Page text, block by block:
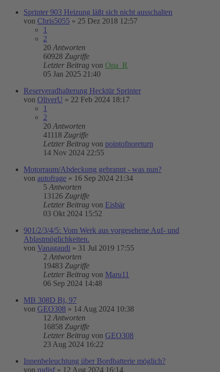
Sprinter 903 Heizung läßt sich nicht ausschalten
von Chris5055 » 25 Dez 2018 12:57
1
2
20 Antworten
60928 Zugriffe
Letzter Beitrag von Opa_R
05 Jan 2025 21:40
Reserveradhalterung Hecktür Sprinter
von OliverU » 22 Feb 2024 18:17
1
2
20 Antworten
41118 Zugriffe
Letzter Beitrag von pointofnoreturn
14 Nov 2024 22:55
Motorraum/Abdeckung gebrannt - was nun?
von autofrage » 16 Sep 2024 21:34
5 Antworten
13126 Zugriffe
Letzter Beitrag von Eisbär
03 Okt 2024 15:52
901/2/3/4/5: Vom Werk aus vorgesehene Auf- und
Ablastmöglichkeiten.
von Vanagaudi » 31 Jul 2019 17:55
2 Antworten
19483 Zugriffe
Letzter Beitrag von Maru11
06 Sep 2024 14:48
MB 308D Bj, 97
von GEO308 » 14 Aug 2024 10:38
12 Antworten
16858 Zugriffe
Letzter Beitrag von GEO308
23 Aug 2024 16:22
Innenbeleuchtung über Bordbatterie möglich?
von rudisf » 12 Aug 2024 16:14